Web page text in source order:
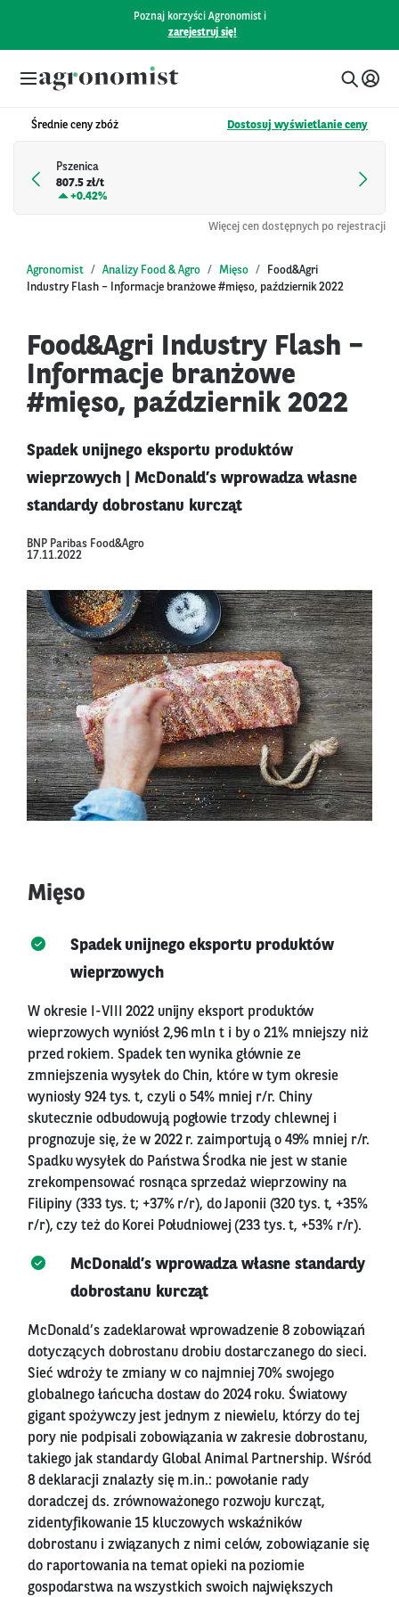
Poznaj korzyści Agronomist i
zarejestruj się!
Średnie ceny zbóż Dostosuj wyświetlanie ceny
Pszenica
807.5 zł/t
+0.42%
Więcej cen dostępnych po rejestracji
Agronomist Analizy Food & Agro Mięso
Food&Agri
Industry Flash – Informacje branżowe #mięso, październik 2022
Food&Agri Industry Flash –
Informacje branżowe
#mięso, październik 2022
Spadek unijnego eksportu produktów
wieprzowych | McDonald’s wprowadza własne
standardy dobrostanu kurcząt
BNP Paribas Food&Agro
17.11.2022
Mięso
Spadek unijnego eksportu produktów
wieprzowych
W okresie I-VIII 2022 unijny eksport produktów
wieprzowych wyniósł 2,96 mln t i by o 21% mniejszy niż
przed rokiem. Spadek ten wynika głównie ze
zmniejszenia wysyłek do Chin, które w tym okresie
wyniosły 924 tys. t, czyli o 54% mniej r/r. Chiny
skutecznie odbudowują pogłowie trzody chlewnej i
prognozuje się, że w 2022 r. zaimportują o 49% mniej r/r.
Spadku wysyłek do Państwa Środka nie jest w stanie
zrekompensować rosnąca sprzedaż wieprzowiny na
Filipiny (333 tys. t; +37% r/r), do Japonii (320 tys. t, +35%
r/r), czy też do Korei Południowej (233 tys. t, +53% r/r).
McDonald’s wprowadza własne standardy
dobrostanu kurcząt
McDonald’s zadeklarował wprowadzenie 8 zobowiązań
dotyczących dobrostanu drobiu dostarczanego do sieci.
Sieć wdroży te zmiany w co najmniej 70% swojego
globalnego łańcucha dostaw do 2024 roku. Światowy
gigant spożywczy jest jednym z niewielu, którzy do tej
pory nie podpisali zobowiązania w zakresie dobrostanu,
takiego jak standardy Global Animal Partnership. Wśród
8 deklaracji znalazły się m.in.: powołanie rady
doradczej ds. zrównoważonego rozwoju kurcząt,
zidentyfikowanie 15 kluczowych wskaźników
dobrostanu i związanych z nimi celów, zobowiązanie się
do raportowania na temat opieki na poziomie
gospodarstwa na wszystkich swoich największych